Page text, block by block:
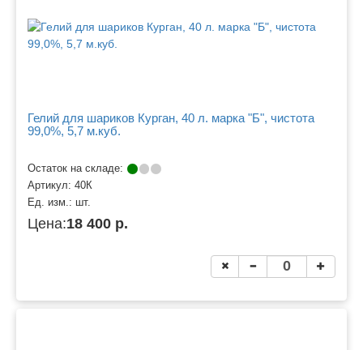
Гелий для шариков Курган, 40 л. марка "Б", чистота
99,0%, 5,7 м.куб.
Остаток на складе:
Артикул: 40К
Ед. изм.: шт.
Цена:18 400 р.